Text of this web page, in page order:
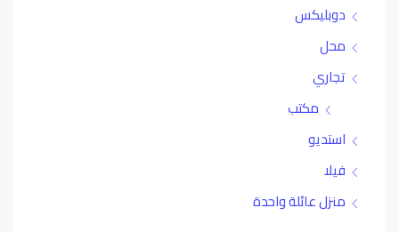
دوبليكس
محل
تجاري
مكتب
استديو
فيلا
منزل عائلة واحدة